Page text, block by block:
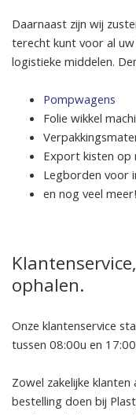
Daarnaast zijn wij
terecht kunt voor al
logistieke middelen.
Pompwagens
Folie wikkel
Export kisten op
Legborden voor
en nog veel meer!
ophalen.
Onze klantenservice
tussen 08:00u en
Zowel zakelijke
bestelling doen bij